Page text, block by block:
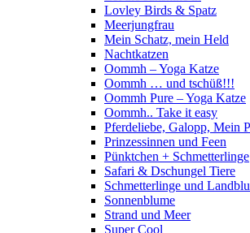
Lovley Birds & Spatz
Meerjungfrau
Mein Schatz, mein Held
Nachtkatzen
Oommh – Yoga Katze
Oommh … und tschüß!!!
Oommh Pure – Yoga Katze
Oommh.. Take it easy
Pferdeliebe, Galopp, Mein
Prinzessinnen und Feen
Pünktchen + Schmetterlinge
Safari & Dschungel Tiere
Schmetterlinge und
Sonnenblume
Strand und Meer
Super Cool